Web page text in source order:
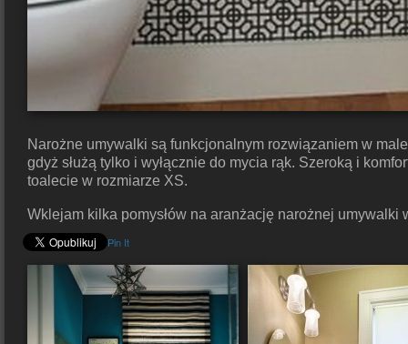
Narożne umywalki są funkcjonalnym rozwiązaniem w
gdyż służą tylko i wyłącznie do mycia rąk. Szeroką i
toalecie w rozmiarze XS.
Wklejam kilka pomysłów na aranżację narożnej umywalki
Pin It